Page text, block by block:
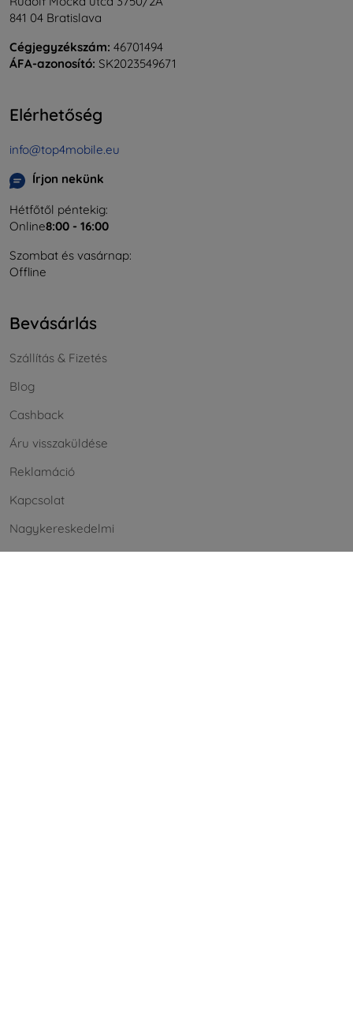
841 04 Bratislava
Cégjegyzékszám: 46701494
ÁFA-azonosító: SK2023549671
Elérhetőség
info@top4mobile.eu
Írjon nekünk
Hétfőtől péntekig:
Online8:00 - 16:00
Szombat és vasárnap:
Offline
Bevásárlás
Szállítás & Fizetés
Blog
Cashback
Áru visszaküldése
Reklamáció
Kapcsolat
Nagykereskedelmi